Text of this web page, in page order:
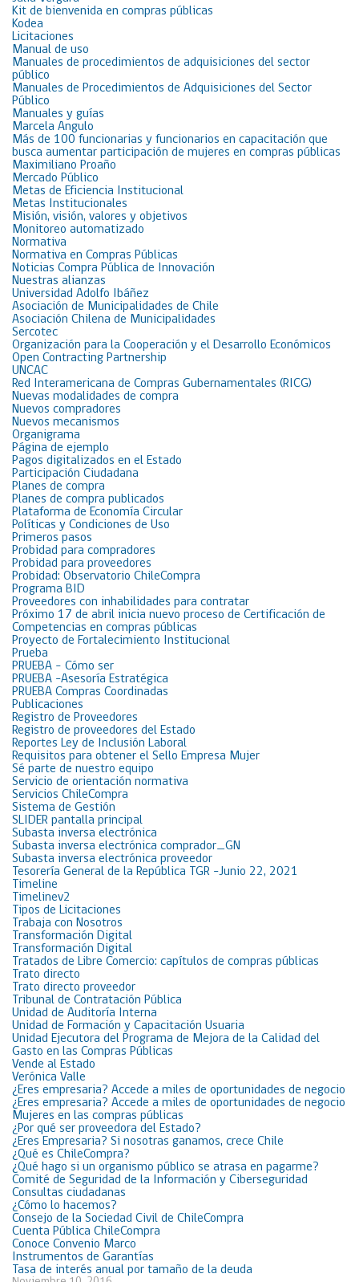
Kit de bienvenida en compras públicas
Kodea
Licitaciones
Manual de uso
Manuales de procedimientos de adquisiciones del sector
público
Manuales de Procedimientos de Adquisiciones del Sector
Público
Manuales y guías
Marcela Angulo
Más de 100 funcionarias y funcionarios en capacitación que
busca aumentar participación de mujeres en compras públicas
Maximiliano Proaño
Mercado Público
Metas de Eficiencia Institucional
Metas Institucionales
Misión, visión, valores y objetivos
Monitoreo automatizado
Normativa
Normativa en Compras Públicas
Noticias Compra Pública de Innovación
Nuestras alianzas
Universidad Adolfo Ibáñez
Asociación de Municipalidades de Chile
Asociación Chilena de Municipalidades
Sercotec
Organización para la Cooperación y el Desarrollo Económicos
Open Contracting Partnership
UNCAC
Red Interamericana de Compras Gubernamentales (RICG)
Nuevas modalidades de compra
Nuevos compradores
Nuevos mecanismos
Organigrama
Página de ejemplo
Pagos digitalizados en el Estado
Participación Ciudadana
Planes de compra
Planes de compra publicados
Plataforma de Economía Circular
Políticas y Condiciones de Uso
Primeros pasos
Probidad para compradores
Probidad para proveedores
Probidad: Observatorio ChileCompra
Programa BID
Proveedores con inhabilidades para contratar
Próximo 17 de abril inicia nuevo proceso de Certificación de
Competencias en compras públicas
Proyecto de Fortalecimiento Institucional
Prueba
PRUEBA – Cómo ser
PRUEBA -Asesoría Estratégica
PRUEBA Compras Coordinadas
Publicaciones
Registro de Proveedores
Registro de proveedores del Estado
Reportes Ley de Inclusión Laboral
Requisitos para obtener el Sello Empresa Mujer
Sé parte de nuestro equipo
Servicio de orientación normativa
Servicios ChileCompra
Sistema de Gestión
SLIDER pantalla principal
Subasta inversa electrónica
Subasta inversa electrónica comprador_GN
Subasta inversa electrónica proveedor
Tesorería General de la República TGR -Junio 22, 2021
Timeline
Timelinev2
Tipos de Licitaciones
Trabaja con Nosotros
Transformación Digital
Transformación Digital
Tratados de Libre Comercio: capítulos de compras públicas
Trato directo
Trato directo proveedor
Tribunal de Contratación Pública
Unidad de Auditoría Interna
Unidad de Formación y Capacitación Usuaria
Unidad Ejecutora del Programa de Mejora de la Calidad del
Gasto en las Compras Públicas
Vende al Estado
Verónica Valle
¿Eres empresaria? Accede a miles de oportunidades de negocio
¿Eres empresaria? Accede a miles de oportunidades de negocio
Mujeres en las compras públicas
¿Por qué ser proveedora del Estado?
¿Eres Empresaria? Si nosotras ganamos, crece Chile
¿Qué es ChileCompra?
¿Qué hago si un organismo público se atrasa en pagarme?
Comité de Seguridad de la Información y Ciberseguridad
Consultas ciudadanas
¿Cómo lo hacemos?
Consejo de la Sociedad Civil de ChileCompra
Cuenta Pública ChileCompra
Conoce Convenio Marco
Instrumentos de Garantías
Tasa de interés anual por tamaño de la deuda